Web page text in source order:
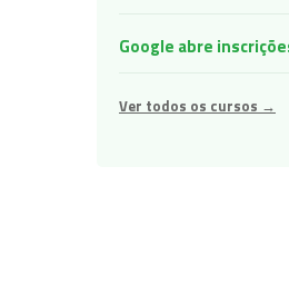
Google abre
Ver todos os cursos →